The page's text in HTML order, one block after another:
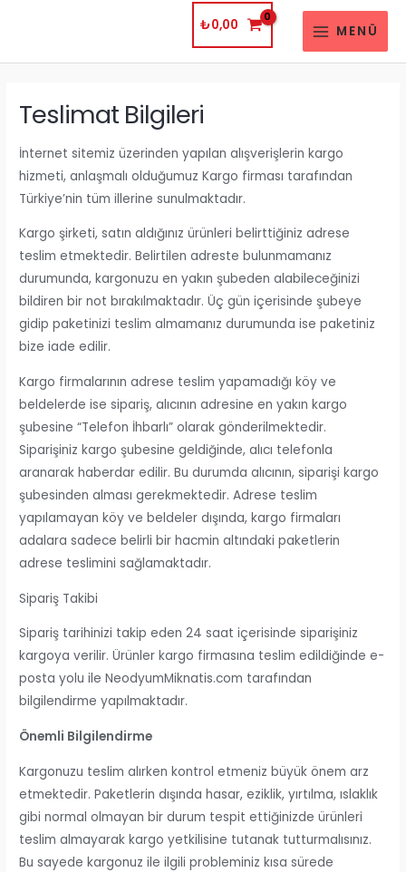
₺0,00
MAIN
MENÜ
Teslimat Bilgileri
İnternet sitemiz üzerinden yapılan alışverişlerin kargo
hizmeti, anlaşmalı olduğumuz Kargo firması tarafından
Türkiye’nin tüm illerine sunulmaktadır.
Kargo şirketi, satın aldığınız ürünleri belirttiğiniz adrese
teslim etmektedir. Belirtilen adreste bulunmamanız
durumunda, kargonuzu en yakın şubeden alabileceğinizi
bildiren bir not bırakılmaktadır. Üç gün içerisinde şubeye
gidip paketinizi teslim almamanız durumunda ise paketiniz
bize iade edilir.
Kargo firmalarının adrese teslim yapamadığı köy ve
beldelerde ise sipariş, alıcının adresine en yakın kargo
şubesine “Telefon İhbarlı” olarak gönderilmektedir.
Siparişiniz kargo şubesine geldiğinde, alıcı telefonla
aranarak haberdar edilir. Bu durumda alıcının, siparişi kargo
şubesinden alması gerekmektedir. Adrese teslim
yapılamayan köy ve beldeler dışında, kargo firmaları
adalara sadece belirli bir hacmin altındaki paketlerin
adrese teslimini sağlamaktadır.
Sipariş Takibi
Sipariş tarihinizi takip eden 24 saat içerisinde siparişiniz
kargoya verilir. Ürünler kargo firmasına teslim edildiğinde e-
posta yolu ile NeodyumMiknatis.com tarafından
bilgilendirme yapılmaktadır.
Önemli Bilgilendirme
Kargonuzu teslim alırken kontrol etmeniz büyük önem arz
etmektedir. Paketlerin dışında hasar, eziklik, yırtılma, ıslaklık
gibi normal olmayan bir durum tespit ettiğinizde ürünleri
teslim almayarak kargo yetkilisine tutanak tutturmalısınız.
Bu sayede kargonuz ile ilgili probleminiz kısa sürede